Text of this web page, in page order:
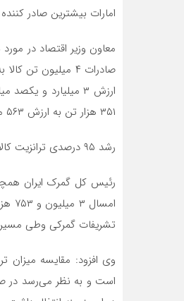
امارات بیشترین صادر کننده
معاون وزیر اقتصاد در
۳۵۱ هزار تن به ارزش ۵۶۳ میلیون دلار و سوئیس با ۶۷۲ هزار تن به ارزش ۵۳۹ میلیون دلار در رده‌های بعدی قرار دارند.
رشد ۹۵ درصدی ترانزیت کالا از مرزهای زمینی
رئیس کل گمرک ایران
تشریفات گمرکی وطی
است و به نظر می‌رسد در